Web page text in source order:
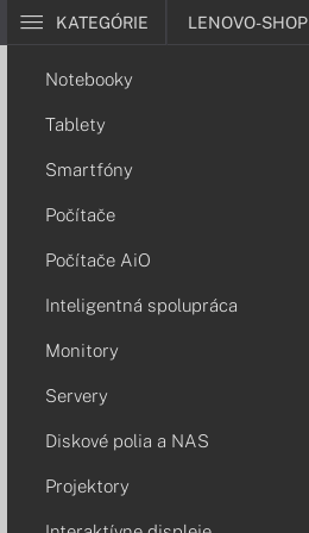
KATEGÓRIE LENOVO-SHOP
Notebooky
Tablety
Smartfóny
Počítače
Počítače AiO
Inteligentná spolupráca
Monitory
Servery
Diskové polia a NAS
Projektory